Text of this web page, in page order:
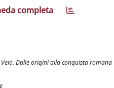
completa
Dalle origini alla conquista romana